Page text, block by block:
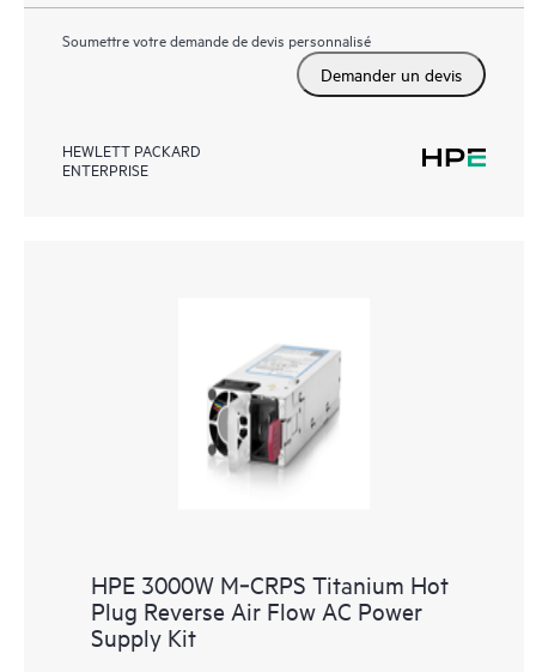
Soumettre votre demande de devis personnalisé
Demander un devis
HEWLETT PACKARD
ENTERPRISE
HPE 3000W M‑CRPS Titanium Hot
Plug Reverse Air Flow AC Power
Supply Kit